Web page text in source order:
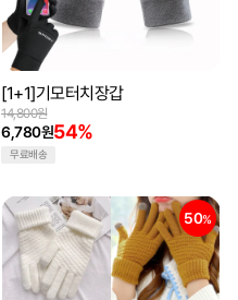
[1+1]기모터치장갑
6,780원54%
14,800원
무료배송
50%